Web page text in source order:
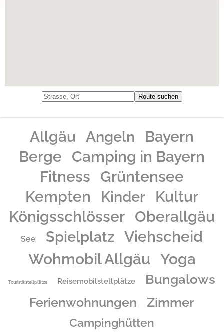
Allgäu Angeln
Bayern
Berge
Camping in Bayern
Fitness
Grüntensee
Kempten
Kinder
Kultur
Königsschlösser Oberallgäu
See Spielplatz Viehscheid
Wohmobil Allgäu Yoga
Touristikstellplätze Reisemobilstellplätze Bungalows
Ferienwohnungen Zimmer
Campinghütten